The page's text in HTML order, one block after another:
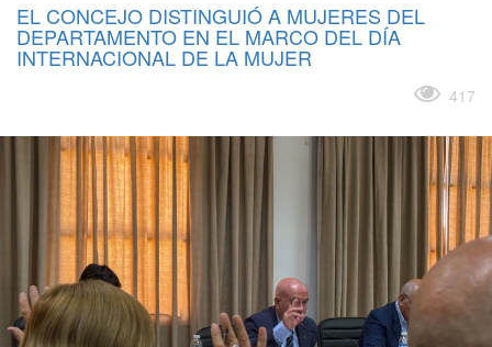
EL CONCEJO DISTINGUIÓ A MUJERES DEL
DEPARTAMENTO EN EL MARCO DEL DÍA
INTERNACIONAL DE LA MUJER
417